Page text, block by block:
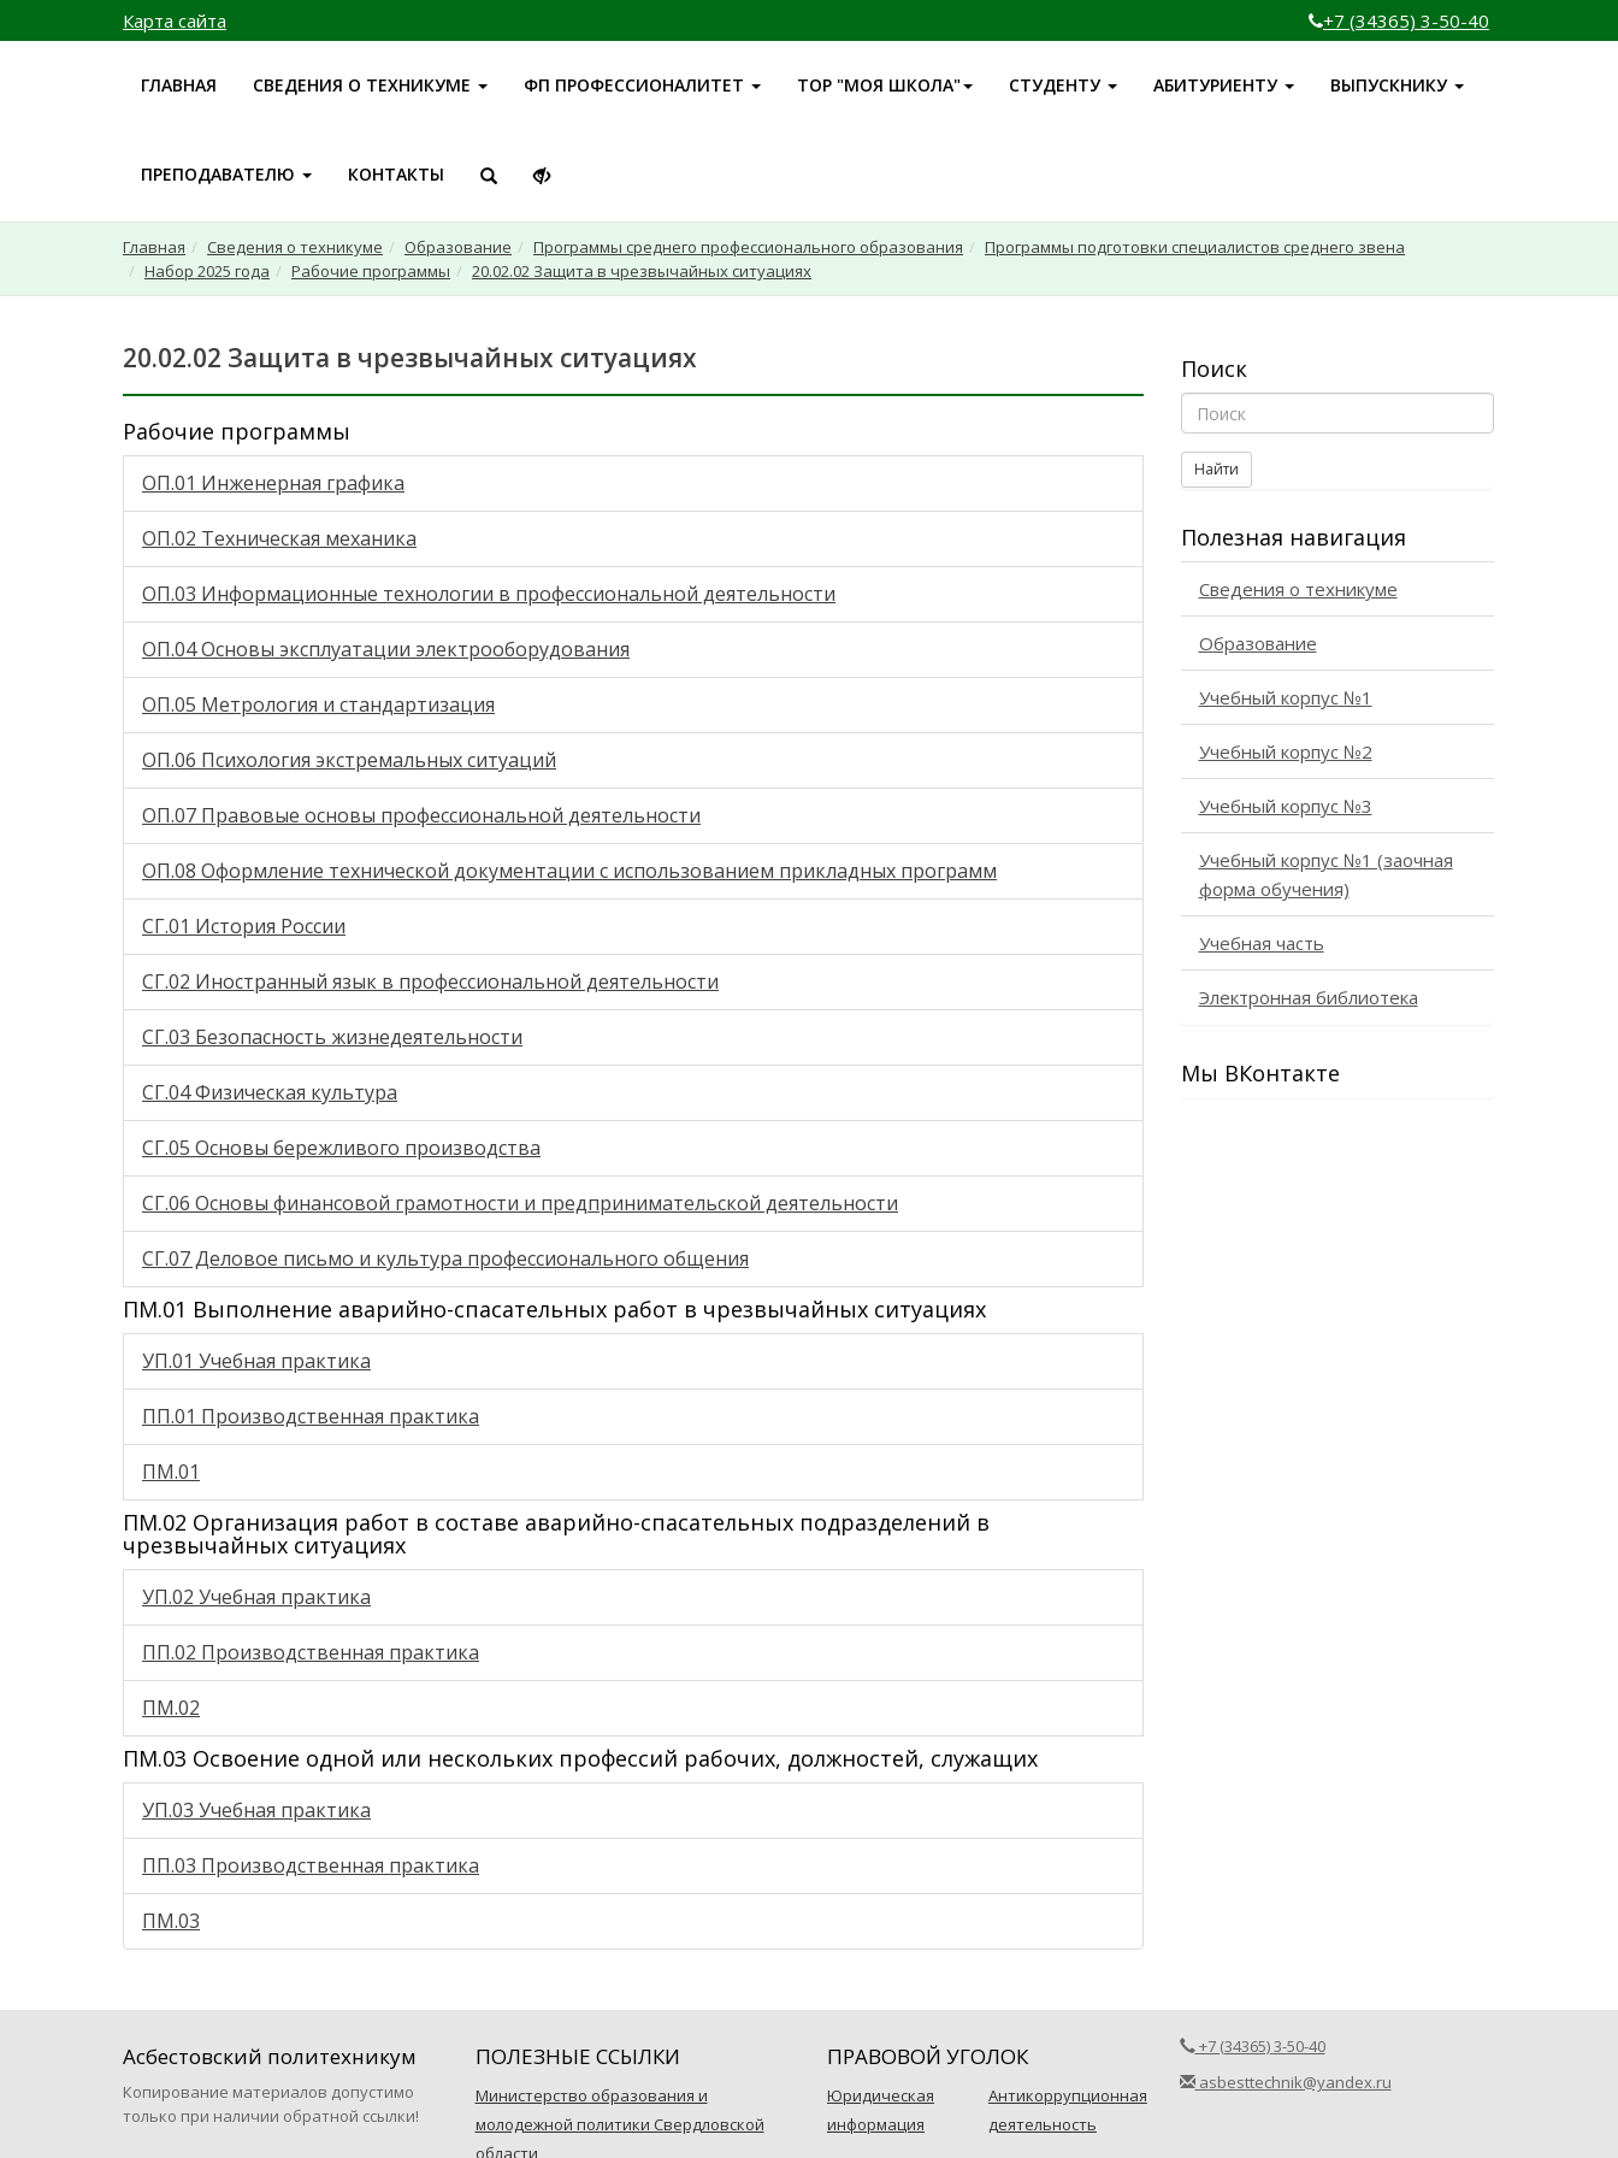
Карта сайта +7 (34365) 3-50-40
ГЛАВНАЯ СВЕДЕНИЯ О ТЕХНИКУМЕ ФП ПРОФЕССИОНАЛИТЕТ ТОР "МОЯ ШКОЛА" СТУДЕНТУ АБИТУРИЕНТУ ВЫПУСКНИКУ
ПРЕПОДАВАТЕЛЮ КОНТАКТЫ
Главная Сведения о техникуме Образование Программы среднего профессионального образования
Программы подготовки специалистов среднего звена
Набор 2025 года
Рабочие программы 20.02.02 Защита в чрезвычайных ситуациях
20.02.02 Защита в чрезвычайных ситуациях
Рабочие программы
ОП.01 Инженерная графика
ОП.02 Техническая механика
ОП.03 Информационные технологии в профессиональной деятельности
ОП.04 Основы эксплуатации электрооборудования
ОП.05 Метрология и стандартизация
ОП.06 Психология экстремальных ситуаций
ОП.07 Правовые основы профессиональной деятельности
ОП.08 Оформление технической документации с использованием прикладных программ
СГ.01 История России
СГ.02 Иностранный язык в профессиональной деятельности
СГ.03 Безопасность жизнедеятельности
СГ.04 Физическая культура
СГ.05 Основы бережливого производства
СГ.06 Основы финансовой грамотности и предпринимательской деятельности
СГ.07 Деловое письмо и культура профессионального общения
ПМ.01 Выполнение аварийно-спасательных работ в чрезвычайных ситуациях
УП.01 Учебная практика
ПП.01 Производственная практика
ПМ.01
ПМ.02 Организация работ в составе аварийно-спасательных подразделений в
чрезвычайных ситуациях
УП.02 Учебная практика
ПП.02 Производственная практика
ПМ.02
ПМ.03 Освоение одной или нескольких профессий рабочих, должностей, служащих
УП.03 Учебная практика
ПП.03 Производственная практика
ПМ.03
Поиск
Найти
Полезная навигация
Сведения о техникуме
Образование
Учебный корпус №1
Учебный корпус №2
Учебный корпус №3
Учебный корпус №1 (заочная
форма обучения)
Учебная часть
Электронная библиотека
Мы ВКонтакте
Асбестовский политехникум
Копирование материалов допустимо
только при наличии обратной ссылки!
ПОЛЕЗНЫЕ ССЫЛКИ
Министерство образования и
молодежной политики Свердловской
области
ПРАВОВОЙ УГОЛОК
Юридическая
информация
Антикоррупционная
деятельность
+7 (34365) 3-50-40
asbesttechnik@yandex.ru